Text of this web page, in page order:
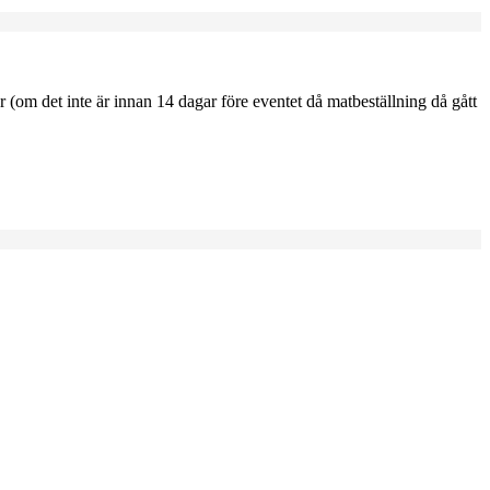
det inte är innan 14 dagar före eventet då matbeställning då gått